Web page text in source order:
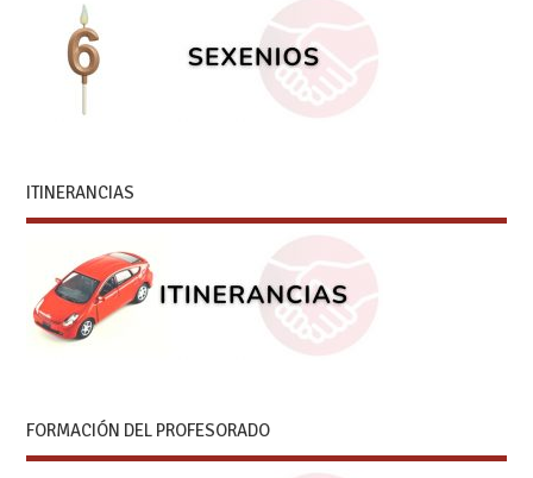
ITINERANCIAS
FORMACIÓN DEL PROFESORADO